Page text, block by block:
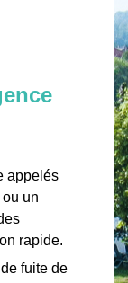
appelés
un
rapide.
fuite de